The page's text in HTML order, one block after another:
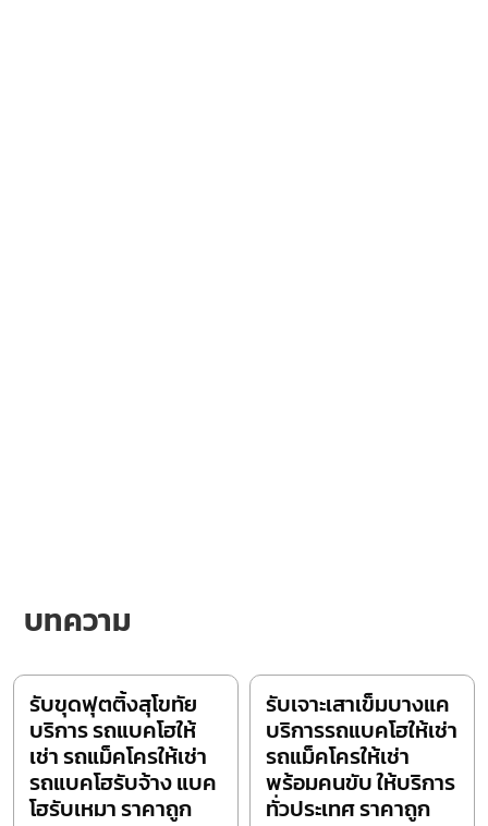
บทความ
รับขุดฟุตติ้งสุโขทัย
บริการ รถแบคโฮให้
เช่า รถแม็คโครให้เช่า
รถแบคโฮรับจ้าง แบค
โฮรับเหมา ราคาถูก
รับเจาะเสาเข็มบางแค
บริการรถแบคโฮให้เช่า
รถแม็คโครให้เช่า
พร้อมคนขับ ให้บริการ
ทั่วประเทศ ราคาถูก